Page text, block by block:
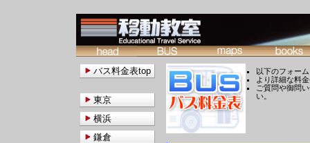
以下のフォー
より詳細な料
ご質問や御問
い。
バス料金表top
東京
横浜
鎌倉